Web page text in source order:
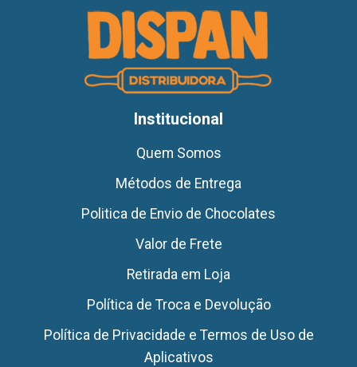
Institucional
Quem Somos
Métodos de Entrega
Politica de Envio de Chocolates
Valor de Frete
Retirada em Loja
Política de Troca e Devolução
Política de Privacidade e Termos de Uso de
Aplicativos